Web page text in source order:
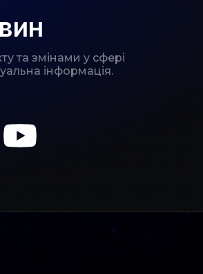
та змінами у сфері
інформація.